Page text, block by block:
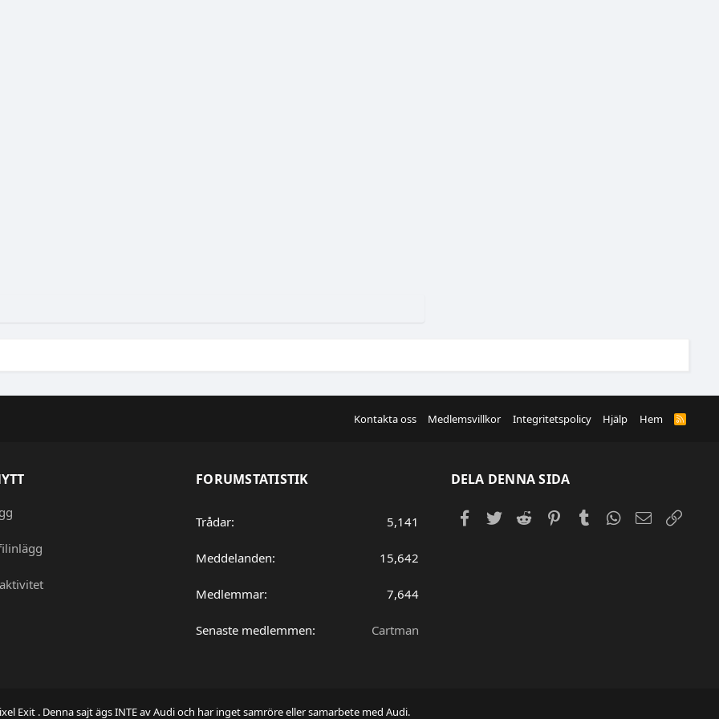
Kontakta oss Medlemsvillkor Integritetspolicy Hjälp Hem
R
FORUMSTATISTIK
Trådar 5,141
Meddelanden 15,642
Medlemmar 7,644
Senaste medlemmen Cartman
DELA DENNA SIDA
Facebook
TwitterReddit PinterestTumblrWhatsApp
E-postLänk
Exit . Denna sajt ägs INTE av Audi och har inget samröre eller samarbete med Audi.